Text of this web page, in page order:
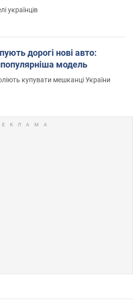
українців
дорогі нові авто:
модель
купувати мешканці України